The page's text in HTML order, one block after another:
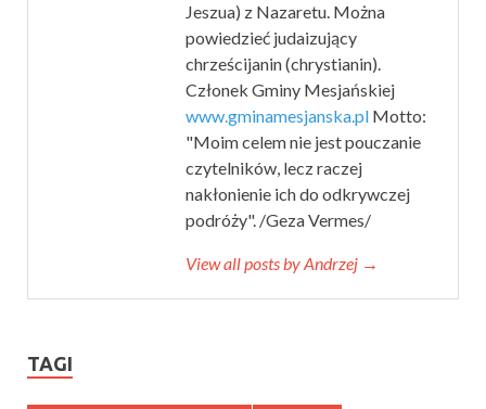
Jeszua) z Nazaretu. Można
powiedzieć judaizujący
chrześcijanin (chrystianin).
Członek Gminy Mesjańskiej
www.gminamesjanska.pl Motto:
"Moim celem nie jest pouczanie
czytelników, lecz raczej
nakłonienie ich do odkrywczej
podróży". /Geza Vermes/
View all posts by Andrzej →
TAGI